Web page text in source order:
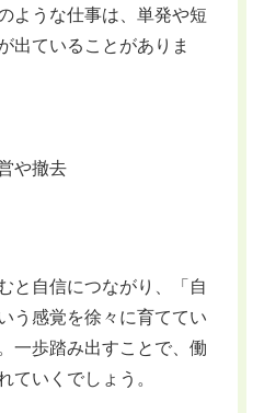
ような仕事は、単発や短
出ていることがありま
や撤去
と自信につながり、「自
う感覚を徐々に育ててい
一歩踏み出すことで、働
ていくでしょう。